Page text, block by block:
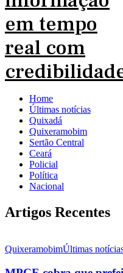
Home
Últimas notícias
Quixadá
Quixeramobim
Sertão Central
Ceará
Policial
Política
Nacional
Artigos Recentes
QuixeramobimÚltimas